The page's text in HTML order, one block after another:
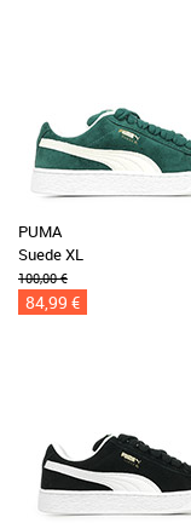
PUMA
Suede XL
100,00 €
84,99 €